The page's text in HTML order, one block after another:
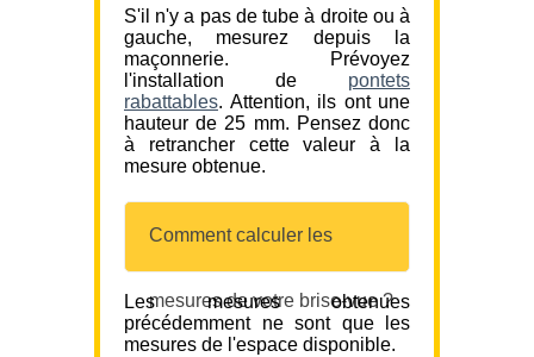
S'il n'y a pas de tube à droite ou à
gauche, mesurez depuis la
maçonnerie. Prévoyez
l'installation de pontets
rabattables. Attention, ils ont une
hauteur de 25 mm. Pensez donc
à retrancher cette valeur à la
mesure obtenue.
Comment calculer les
mesures de votre brise-vue ?
Les mesures obtenues
précédemment ne sont que les
mesures de l'espace disponible.